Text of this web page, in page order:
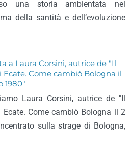
una storia ambientata nel
della santità e dell’evoluzione
a Laura Corsini, autrice de "Il
Ecate. Come cambiò Bologna il
1980"
Laura Corsini, autrice de "Il
Ecate. Come cambiò Bologna il 2
sulla strage di Bologna,